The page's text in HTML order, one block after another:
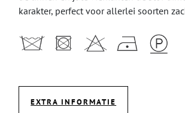
karakter, perfect voor allerlei soorten
EXTRA INFORMATIE